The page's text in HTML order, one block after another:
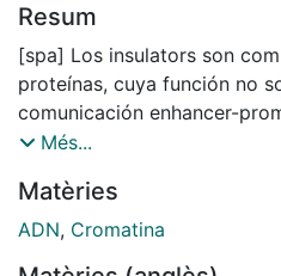
Resum
[spa] Los insulators son
proteínas, cuya función no
comunicación enhancer-
expansión del
interacciones intra e
fmal es la organización del
Més...
Matèries
ADN, Cromatina